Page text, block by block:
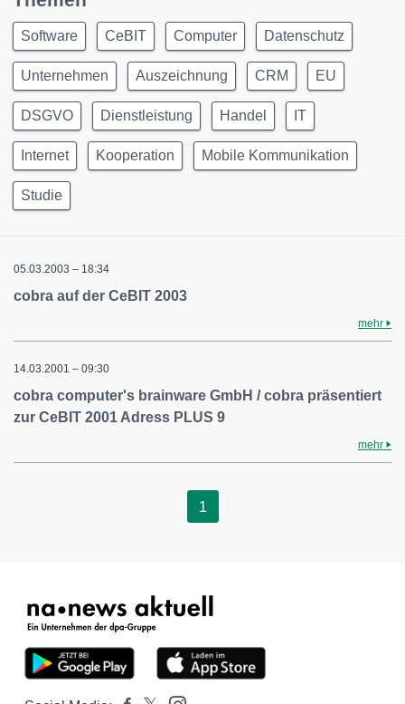
Software CeBIT Computer Datenschutz
Unternehmen Auszeichnung CRM EU
DSGVO Dienstleistung Handel IT
Internet Kooperation Mobile Kommunikation
Studie
05.03.2003 – 18:34
cobra auf der CeBIT 2003
mehr
14.03.2001 – 09:30
cobra computer's brainware GmbH / cobra präsentiert
zur CeBIT 2001 Adress PLUS 9
mehr
1